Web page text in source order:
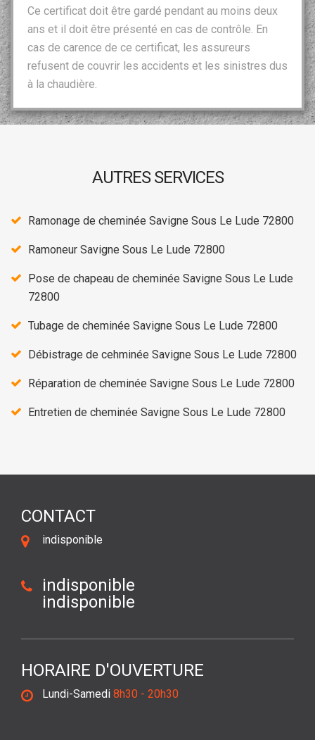
Ce certificat doit être gardé pendant au moins deux
ans et il doit être présenté en cas de contrôle. En
cas de carence de ce certificat, les assureurs
refusent de couvrir les accidents et les sinistres dus
à la chaudière.
AUTRES SERVICES
Ramonage de cheminée Savigne Sous Le Lude 72800
Ramoneur Savigne Sous Le Lude 72800
Pose de chapeau de cheminée Savigne Sous Le Lude
72800
Tubage de cheminée Savigne Sous Le Lude 72800
Débistrage de cehminée Savigne Sous Le Lude 72800
Réparation de cheminée Savigne Sous Le Lude 72800
Entretien de cheminée Savigne Sous Le Lude 72800
CONTACT
indisponible
indisponible
indisponible
HORAIRE D'OUVERTURE
Lundi-Samedi 8h30 - 20h30